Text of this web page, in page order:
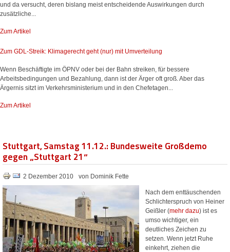
und da versucht, deren bislang meist entscheidende Auswirkungen durch
zusätzliche...
Zum Artikel
Zum GDL-Streik: Klimagerecht geht (nur) mit Umverteilung
Wenn Beschäftigte im ÖPNV oder bei der Bahn streiken, für bessere
Arbeitsbedingungen und Bezahlung, dann ist der Ärger oft groß. Aber das
Ärgernis sitzt im Verkehrsministerium und in den Chefetagen...
Zum Artikel
Stuttgart, Samstag 11.12.: Bundesweite Großdemo
gegen „Stuttgart 21“
2 Dezember 2010 von Dominik Fette
Nach dem enttäuschenden
Schlichterspruch von Heiner
Geißler (mehr dazu) ist es
umso wichtiger, ein
deutliches Zeichen zu
setzen. Wenn jetzt Ruhe
einkehrt, ziehen die